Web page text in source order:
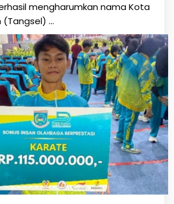
mengharumkan nama Kota
...